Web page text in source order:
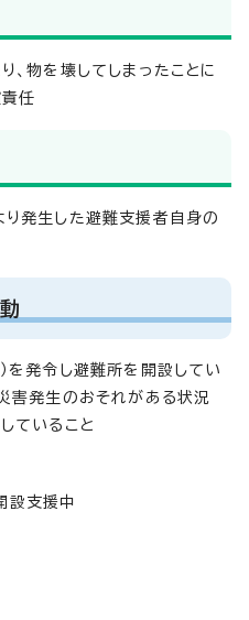
、物を壊してしまったことに
任
発生した避難支援者自身の
を発令し避難所を開設してい
害発生のおそれがある状況
ていること
設支援中